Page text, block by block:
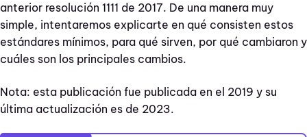
anterior resolución 1111 de 2017. De una manera muy
simple, intentaremos explicarte en qué consisten estos
estándares mínimos, para qué sirven, por qué cambiaron y
cuáles son los principales cambios.
Nota: esta publicación fue publicada en el 2019 y su
última actualización es de 2023.